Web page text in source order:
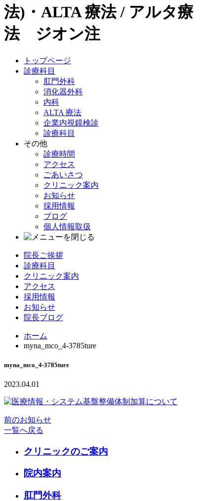
法)・ALTA 療法 / アルタ療
法 ジオン注
トップページ
診療科目
肛門外科
消化器外科
内科
ALTA 療法
企業内視鏡検診
診療科目
その他
診療時間
アクセス
ごあいさつ
クリニック案内
お知らせ
採用情報
ブログ
個人情報取扱
院長ご挨拶
診療科目
クリニック案内
アクセス
採用情報
お知らせ
院長ブログ
ホーム
myna_mco_4-3785ture
myna_mco_4-3785ture
2023.04.01
前のお知らせ
一覧へ戻る
クリニックのご案内
院内案内
肛門外科